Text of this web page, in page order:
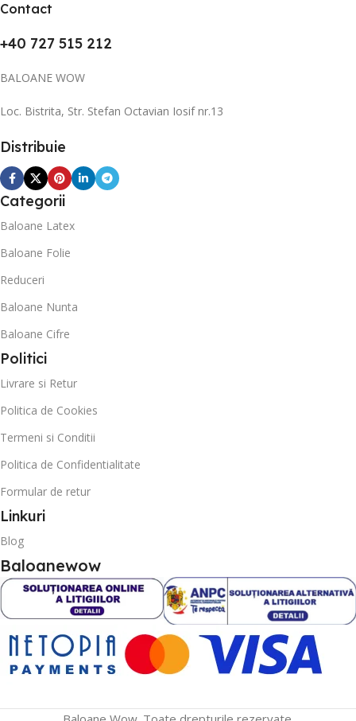
Contact
+40 727 515 212
BALOANE WOW
Loc. Bistrita, Str. Stefan Octavian Iosif nr.13
Distribuie
Categorii
Baloane Latex
Baloane Folie
Reduceri
Baloane Nunta
Baloane Cifre
Politici
Livrare si Retur
Politica de Cookies
Termeni si Conditii
Politica de Confidentialitate
Formular de retur
Linkuri
Blog
Baloanewow